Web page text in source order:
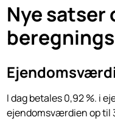
Nye satser
I dag betales 0,92 %. i
ejendomsværdien op til